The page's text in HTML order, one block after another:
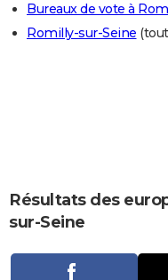
Art de vivre
Bien-être
Loisirs
Mode
Modes de vie
CARTE DE VOEUX
Carte de Noël
Carte Bonne année
Carte Saint-Valentin
Carte Pâques
Carte d'anniversaire
Dictionnaire
Biographies
Expressions
Proverbes
PROGRAMME TV
Bureaux de vote à
Romilly-sur-Seine
Résultats des
sur-Seine